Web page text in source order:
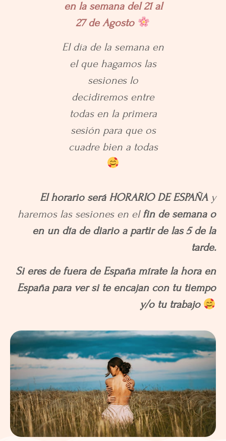
en la semana del 21 al
27 de Agosto
El día de la semana en
el que hagamos las
sesiones lo
decidiremos entre
todas en la primera
sesión para que os
cuadre bien a todas
El horario será HORARIO DE ESPAÑA y
haremos las sesiones en el fin de semana o
en un día de diario a partir de las 5 de la
tarde.
Si eres de fuera de España mírate la hora en
España para ver si te encajan con tu tiempo
y/o tu trabajo